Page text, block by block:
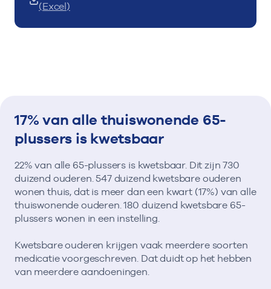
(Excel)
17% van alle thuiswonende 65-
plussers is kwetsbaar
22% van alle 65-plussers is kwetsbaar. Dit zijn 730
duizend ouderen. 547 duizend kwetsbare ouderen
wonen thuis, dat is meer dan een kwart (17%) van alle
thuiswonende ouderen. 180 duizend kwetsbare 65-
plussers wonen in een instelling.
Kwetsbare ouderen krijgen vaak meerdere soorten
medicatie voorgeschreven. Dat duidt op het hebben
van meerdere aandoeningen.